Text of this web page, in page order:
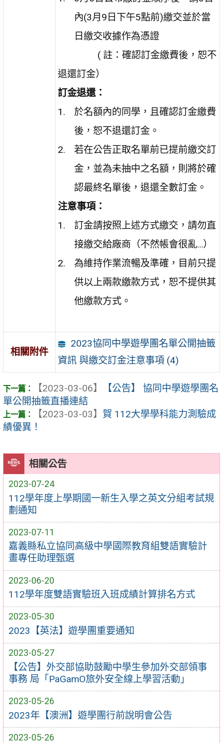
相關公告
2023-07-24
112學年度上學期國一新生入學之英文分組考試規
劃通知
2023-07-11
嘉義縣私立協同高級中學國際教育組雙語實驗計
畫專任助理甄選
2023-06-20
112學年度雙語實驗班入班成績計算排名方式
2023-05-30
2023【英法】遊學團重要通知
2023-05-27
【公告】外交部協助鼓勵中學生參加外交部領事
事務 局「PaGamO旅外安全線上學習活動」
2023-05-26
2023年【澳洲】遊學團行前說明會公告
2023-05-26
內(3月9日下午5點前)繳交並於當
日繳交收據作為憑證
( 註：確認訂金繳費後，恕不
退還訂金）
訂金退還：
於名額內的同學，且確認訂金繳費
後，恕不退還訂金。
若在公告正取名單前已提前繳交訂
金，並為未抽中之名額，則將於確
認最終名單後，退還全數訂金。
注意事項：
訂金請按照上述方式繳交， 請勿直
接繳交給廠商 （不然帳會很亂…）
為維持作業流暢及準確，目前只提
供以上兩款繳款方式，恕不提供其
他繳款方式。
相關附件
2023協同中學遊學團名單公開抽籤
資訊 與繳交訂金注意事項 (4)
【2023-03-06】
【公告】 協同中學遊學團名
單公開抽籤直播連結
【2023-03-03】 賀 112大學學科能力測驗成
績優異！